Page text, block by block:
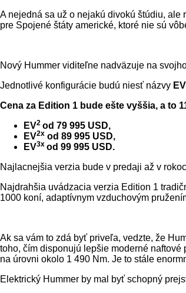
A nejedná sa už o nejakú divokú štúdiu,
pre Spojené štáty americké, ktoré nie sú
Nový Hummer viditeľne nadväzuje na
Jednotlivé konfigurácie budú niesť názvy EV
Cena za Edition 1 bude ešte vyššia, a to
EV2 od 79 995 USD,
EV2x od 89 995 USD,
EV3x od 99 995 USD.
Najlacnejšia verzia bude v predaji až v
Najdrahšia uvádzacia verzia Edition 1
1000 koní, adaptívnym vzduchovým
Ak sa vám to zdá byť priveľa, vedzte, že
toho, čím disponujú lepšie moderné
na úrovni okolo 1 490 Nm. Je to stále
Elektrický Hummer by mal byť schopný